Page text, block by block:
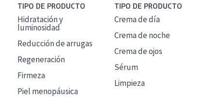
TIPO DE PRODUCTO
Hidratación y
luminosidad
Reducción de arrugas
Regeneración
Firmeza
Piel menopáusica
TIPO DE PRODUCTO
Crema de día
Crema de noche
Crema de ojos
Sérum
Limpieza